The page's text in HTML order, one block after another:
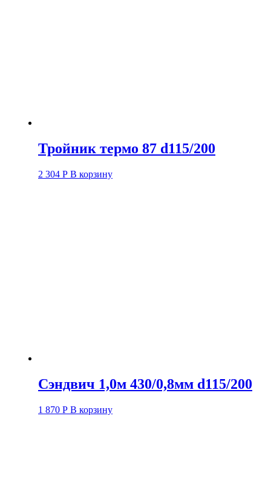
Тройник термо 87 d115/200
2 304 Р В корзину
Сэндвич 1,0м 430/0,8мм d115/200
1 870 Р В корзину